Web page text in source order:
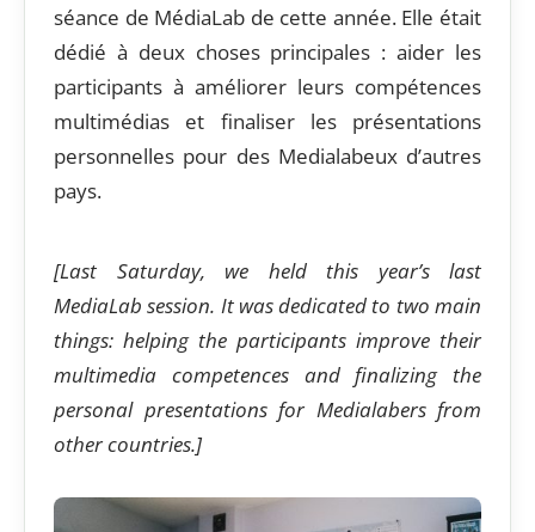
séance de MédiaLab de cette année. Elle était
dédié à deux choses principales : aider les
participants à améliorer leurs compétences
multimédias et finaliser les présentations
personnelles pour des Medialabeux d’autres
pays.
[Last Saturday, we held this year’s last
MediaLab session. It was dedicated to two main
things: helping the participants improve their
multimedia competences and finalizing the
personal presentations for Medialabers from
other countries.]